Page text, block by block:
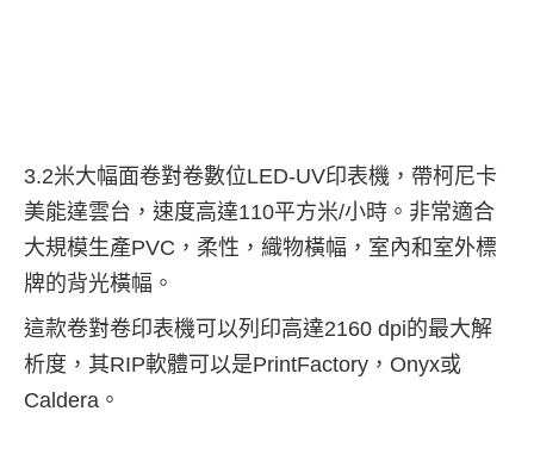
3.2米大幅面卷對卷數位LED-UV印表機，帶柯尼卡
美能達雲台，速度高達110平方米/小時。非常適合
大規模生產PVC，柔性，織物橫幅，室內和室外標
牌的背光橫幅。
這款卷對卷印表機可以列印高達2160 dpi的最大解
析度，其RIP軟體可以是PrintFactory，Onyx或
Caldera。